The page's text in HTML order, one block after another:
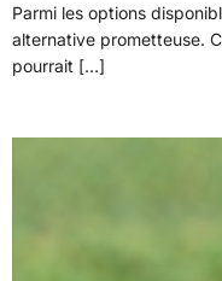
Parmi les options
alternative prometteuse.
pourrait […]